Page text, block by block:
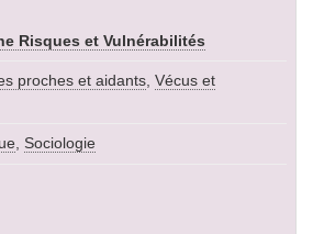
Risques et Vulnérabilités
proches et aidants, Vécus et
, Sociologie